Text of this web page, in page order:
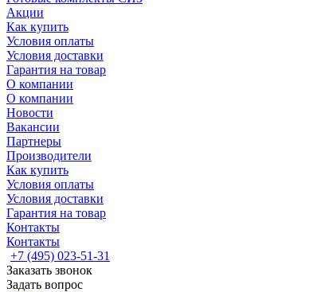
Акции
Как купить
Условия оплаты
Условия доставки
Гарантия на товар
О компании
О компании
Новости
Вакансии
Партнеры
Производители
Как купить
Условия оплаты
Условия доставки
Гарантия на товар
Контакты
Контакты
+7 (495) 023-51-31
Заказать звонок
Задать вопрос